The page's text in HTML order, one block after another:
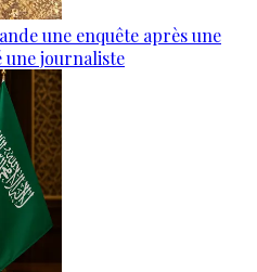
une enquête après une
une journaliste